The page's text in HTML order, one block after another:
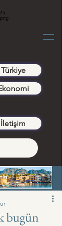
Türkiye
İletişim
bugün